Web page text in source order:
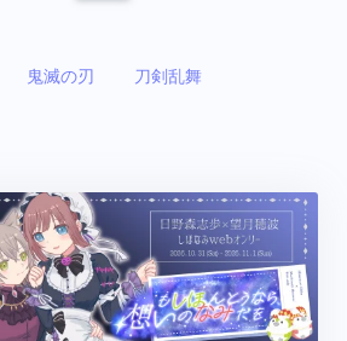
鬼滅の刃 刀剣乱舞